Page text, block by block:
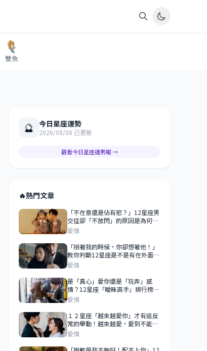
雙魚
🔮 今日星座運勢
2026/08/08 已更新
觀看今日星座運勢報 →
🔥熱門文章
「不在意還是佔有慾？」12星座男
交往卻「不放閃」的原因是為何？
他是捨不得曝光還是根本不愛你？
愛情
「陪著我的時候，你卻想著他！」
教你判斷12星座是不是有在外面
「偷吃」？有沒有做自己心裡有
數！
愛情
是「真心」愛你還是「玩弄」感
情？12星座「曖昧高手」排行榜！
「愛上」他之前一定要先搞清楚！
愛情
１２星座「越來越愛你」才有這反
常的舉動！越來越愛，愛到不能
「失去」你！
愛情